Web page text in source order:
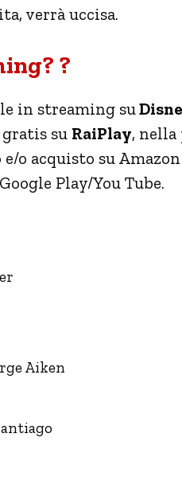
verrà uccisa.
?
in streaming su
su RaiPlay, nella
o acquisto su
Play/You Tube.
Aiken